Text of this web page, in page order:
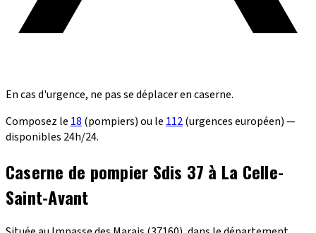
En cas d'urgence, ne pas se déplacer en caserne.
Composez le 18 (pompiers) ou le 112(urgences européen) —
disponibles 24h/24.
Caserne de pompier Sdis 37 à La Celle-
Saint-Avant